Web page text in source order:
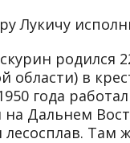
Лукичу
родился
области) в
года
на Дальнем
лесосплав. Там